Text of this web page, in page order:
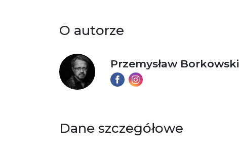
O autorze
Przemysław Borkowski
Dane szczegółowe